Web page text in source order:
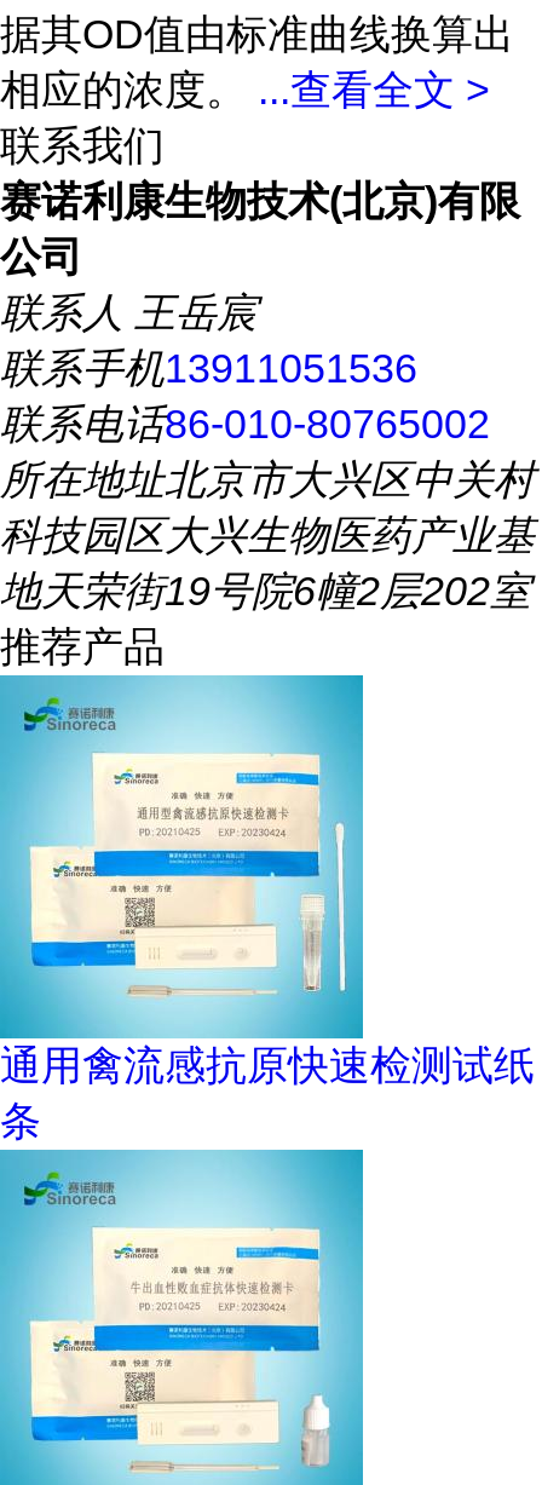
据其OD值由标准曲线换算出
相应的浓度。 ...查看全文 >
联系我们
赛诺利康生物技术(北京)有限
公司
联系人 王岳宸
联系手机13911051536
联系电话86-010-80765002
所在地址北京市大兴区中关村
科技园区大兴生物医药产业基
地天荣街19号院6幢2层202室
推荐产品
通用禽流感抗原快速检测试纸
条